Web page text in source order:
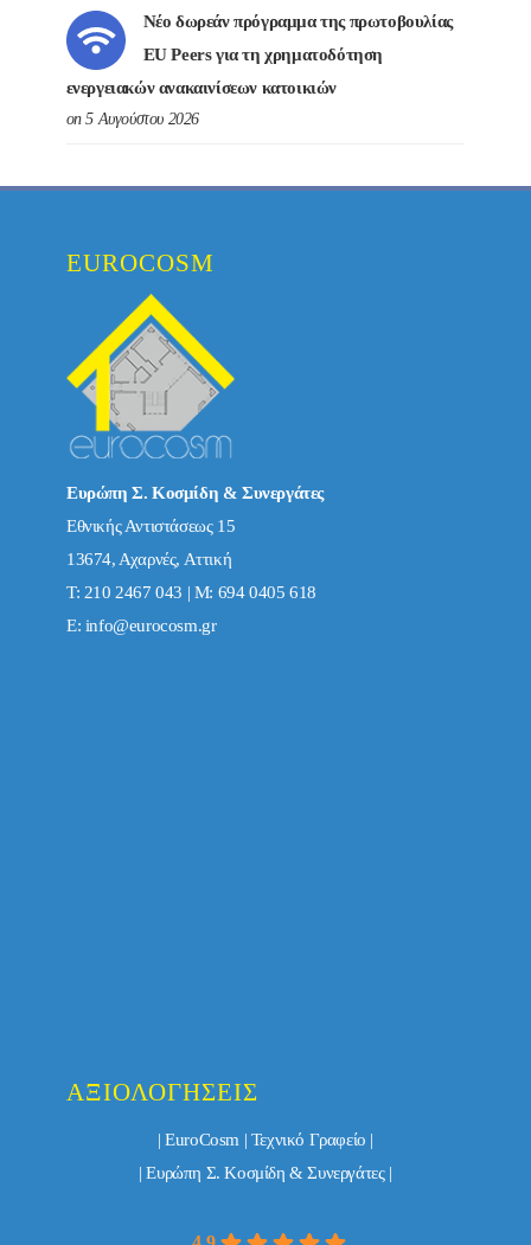
Νέο δωρεάν πρόγραμμα της πρωτοβουλίας
EU Peers για τη χρηματοδότηση
ενεργειακών ανακαινίσεων κατοικιών
on 5 Αυγούστου 2026
EUROCOSM
Ευρώπη Σ. Κοσμίδη & Συνεργάτες
Εθνικής Αντιστάσεως 15
13674, Αχαρνές, Αττική
Τ: 210 2467 043 | Μ: 694 0405 618
E: info@eurocosm.gr
ΑΞΙΟΛΟΓΉΣΕΙΣ
| EuroCosm | Τεχνικό Γραφείο |
| Ευρώπη Σ. Κοσμίδη & Συνεργάτες |